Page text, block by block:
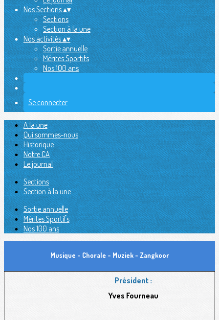
Nos Sections▴▾
Sections
Section à la une
Nos activités▴▾
Sortie annuelle
Mérites Sportifs
Nos 100 ans
Se connecter
A la une
Qui sommes-nous
Historique
Notre CA
Le journal
Sections
Section à la une
Sortie annuelle
Mérites Sportifs
Nos 100 ans
Musique - Chorale - Muziek - Zangkoor
Président :
Yves Fourneau